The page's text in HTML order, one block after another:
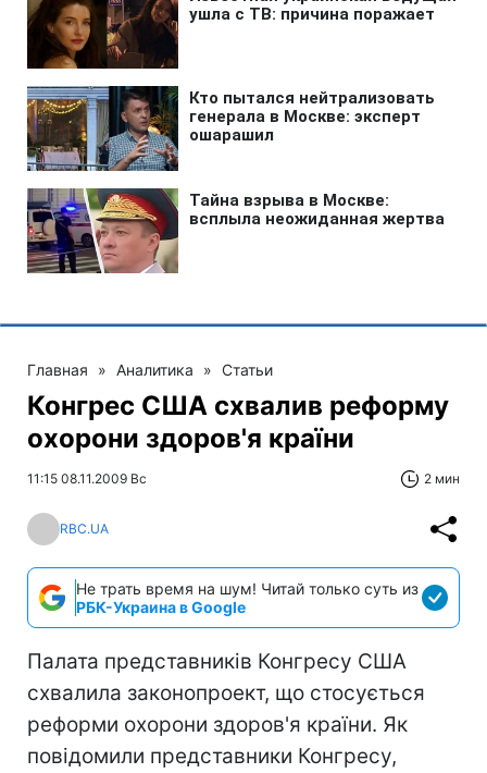
Главная » Аналитика » Статьи
Конгрес США схвалив реформу
охорони здоров'я країни
11:15 08.11.2009 Вс 2 мин
RBC.UA
Не трать время на шум! Читай только суть из
РБК-Украина в Google
Палата представників Конгресу США
схвалила законопроект, що стосується
реформи охорони здоров'я країни. Як
повідомили представники Конгресу,